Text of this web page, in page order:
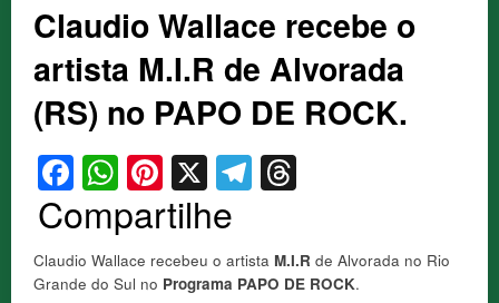
Claudio Wallace recebe o
artista M.I.R de Alvorada
(RS) no PAPO DE ROCK.
Facebook
WhatsApp
Pinterest
X Telegram
Compartilhe
Claudio Wallace recebeu o artista M.I.R de Alvorada no Rio
Grande do Sul no Programa PAPO DE ROCK.